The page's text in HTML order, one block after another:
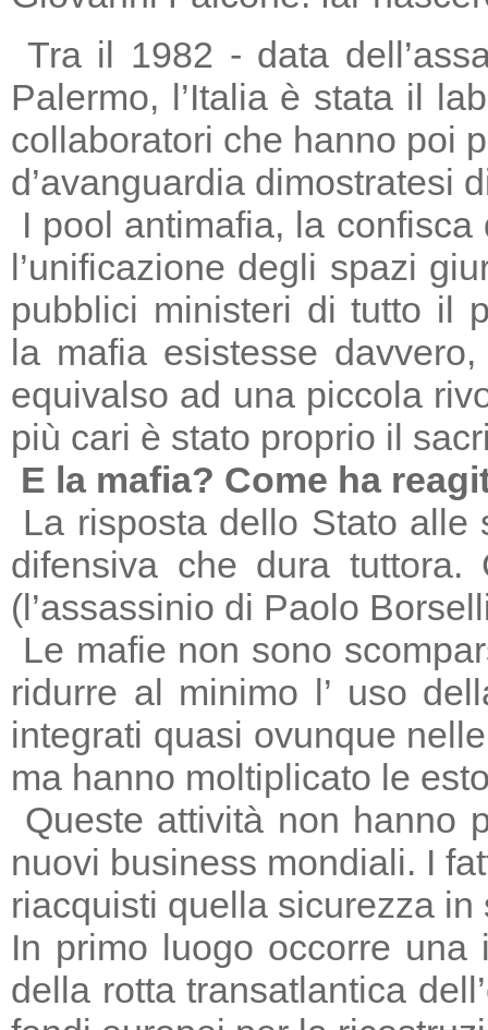
Tra il 1982 - data
Palermo, l’Italia è stata il
collaboratori che hanno poi
d’avanguardia dimostratesi
I pool antimafia, la
l’unificazione degli spazi
pubblici ministeri di tutto il
la mafia esistesse
equivalso ad una piccola
più cari è stato proprio il
E la mafia? Come ha
La risposta dello Stato alle
difensiva che dura
(l’assassinio di Paolo
Le mafie non sono
ridurre al minimo l’ uso
integrati quasi ovunque
ma hanno moltiplicato le
Queste attività non hanno
nuovi business mondiali. I
riacquisti quella sicurezza
In primo luogo occorre
della rotta transatlantica